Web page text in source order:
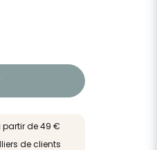
partir de 49 €
de clients